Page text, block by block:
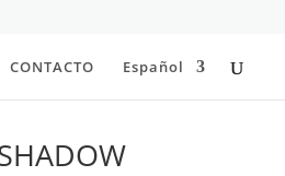
CONTACTO Español